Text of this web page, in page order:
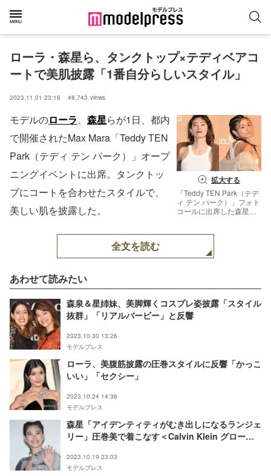
ローラ・森星ら、タンクトップ×テディベアコ
ートで美肌披露「1番自分らしいスタイル」
2023.11.01 23:16 48,743 views
拡大する
「Teddy TEN Park（テデ
ィ テン パーク）」フォト
コールに出席した森星、
モデルのローラ、 森星らが1日、都内
で開催されたMax Mara「Teddy TEN
Park（テディ テン パーク）」オープ
ニングイベントに出席。タンクトッ
プにコートを合わせたスタイルで、
美しい肌を披露した。
全文を読む
あわせて読みたい
森泉＆星姉妹、美脚輝くコスプレ姿披露「スタイル
抜群」「リアルバービー」と反響
2023.10.30 13:26
モデルプレス
ローラ、美腹筋披露の圧巻スタイルに反響「かっこ
いい」「セクシー」
2023.10.24 14:36
モデルプレス
森星「アイデンティティがむき出しになるランジェ
リー」圧巻美で着こなす＜Calvin Klein グローバ
2023.10.19 23:03
モデルプレス